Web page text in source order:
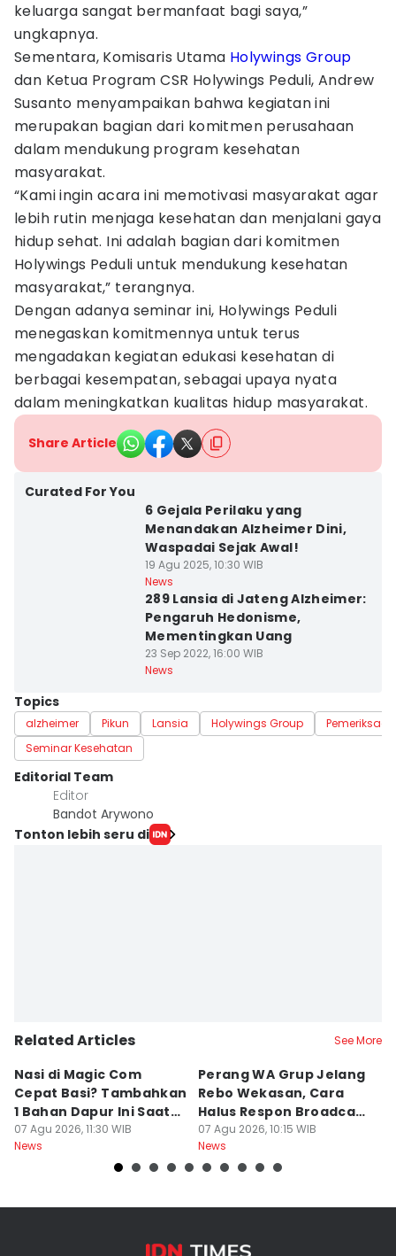
keluarga sangat bermanfaat bagi saya,”
ungkapnya.
Sementara, Komisaris Utama Holywings Group
dan Ketua Program CSR Holywings Peduli, Andrew
Susanto menyampaikan bahwa kegiatan ini
merupakan bagian dari komitmen perusahaan
dalam mendukung program kesehatan
masyarakat.
“Kami ingin acara ini memotivasi masyarakat agar
lebih rutin menjaga kesehatan dan menjalani gaya
hidup sehat. Ini adalah bagian dari komitmen
Holywings Peduli untuk mendukung kesehatan
masyarakat,” terangnya.
Dengan adanya seminar ini, Holywings Peduli
menegaskan komitmennya untuk terus
mengadakan kegiatan edukasi kesehatan di
berbagai kesempatan, sebagai upaya nyata
dalam meningkatkan kualitas hidup masyarakat.
Share Article
Curated For You
6 Gejala Perilaku yang
Menandakan Alzheimer Dini,
Waspadai Sejak Awal!
19 Agu 2025, 10:30 WIB
News
289 Lansia di Jateng Alzheimer:
Pengaruh Hedonisme,
Mementingkan Uang
23 Sep 2022, 16:00 WIB
News
Topics
alzheimer Pikun Lansia Holywings Group
Seminar Kesehatan
Editorial Team
Editor
Bandot Arywono
Tonton lebih seru di
Related Articles See More
Nasi di Magic Com
Cepat Basi? Tambahkan
1 Bahan Dapur Ini Saat
Menanak, Awet 2 Hari
07 Agu 2026, 11:30 WIB
News
Perang WA Grup Jelang
Rebo Wekasan, Cara
Halus Respon Broadcast
Parno
07 Agu 2026, 10:15 WIB
News